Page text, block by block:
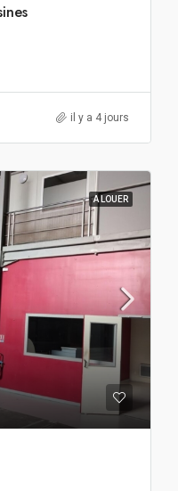
il y a 4 jours
A LOUER